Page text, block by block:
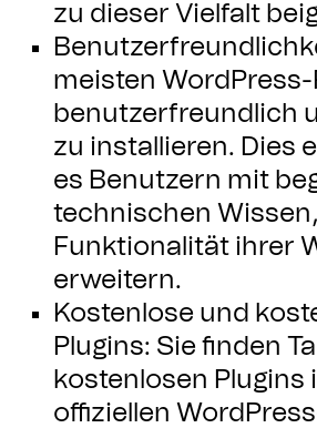
zu dieser Vielfalt
meisten WordPress-
benutzerfreundlich
zu installieren. Dies
es Benutzern mit
technischen
Funktionalität ihrer
erweitern.
Kostenlose und
Plugins: Sie finden
kostenlosen Plugins
offiziellen